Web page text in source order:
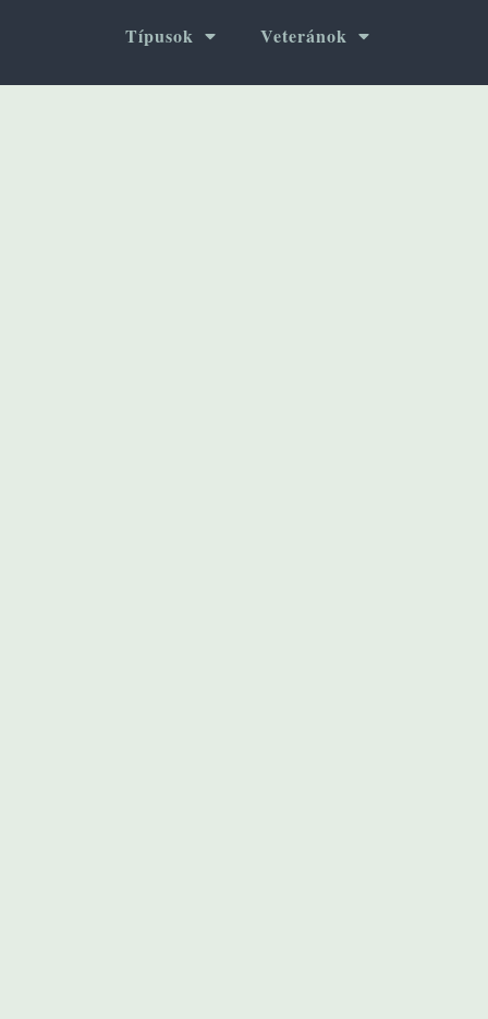
Típusok Veteránok